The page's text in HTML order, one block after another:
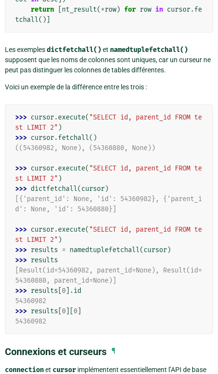
return
nt_result(*row) for row in cursor.fe
tchall()]
Les exemplesdictfetchall() et namedtuplefetchall()
supposent que les noms de colonnes sont uniques, car un curseur ne
peut pas distinguer les colonnes de tables différentes.
Voici un exemple de la différence entre les trois :
>>> cursor.execute( "SELECT id, parent_id FROM te
st LIMIT 2" )
>>> cursor.fetchall()
((54360982, None), (54360880, None))
>>> cursor.execute( "SELECT id, parent_id FROM te
st LIMIT 2" )
>>> dictfetchall(cursor)
[{'parent_id': None, 'id': 54360982}, {'parent_i
d': None, 'id': 54360880}]
>>> cursor.execute( "SELECT id, parent_id FROM te
st LIMIT 2" )
>>> results = namedtuplefetchall(cursor)
>>> results
[Result(id=54360982, parent_id=None), Result(id=
54360880, parent_id=None)]
>>> results 0 .id
54360982
>>> results 0 0
54360982
Connexions et curseurs ¶
connectionet cursor implémentent essentiellement l’API de base